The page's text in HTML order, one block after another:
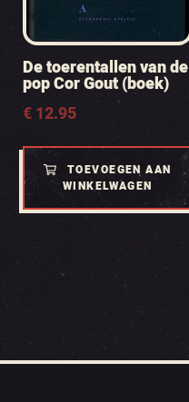
De toerentallen van de
pop Cor Gout (boek)
€12.95
TOEVOEGEN AAN
WINKELWAGEN